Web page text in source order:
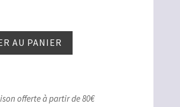
AU PANIER
offerte à partir de 80€